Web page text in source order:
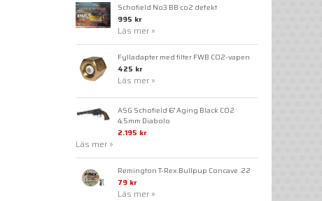
Schofield No3 BB co2 defekt
995 kr
Läs mer »
Fylladapter med filter FWB CO2-vapen
425 kr
Läs mer »
ASG Schofield 6" Aging Black CO2
4,5mm Diabolo
2.195 kr
Läs mer »
Remington T-Rex Bullpup Concave .22
79 kr
Läs mer »